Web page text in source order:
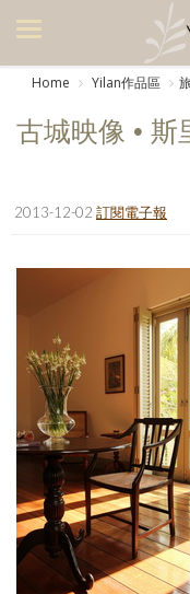
美食集
書房集
日記簿
餐桌週記
享樂隨手拍
照相簿
影音區
Home Yilan作品區
古城映像 • 斯
2013-12-02 訂閱電子報